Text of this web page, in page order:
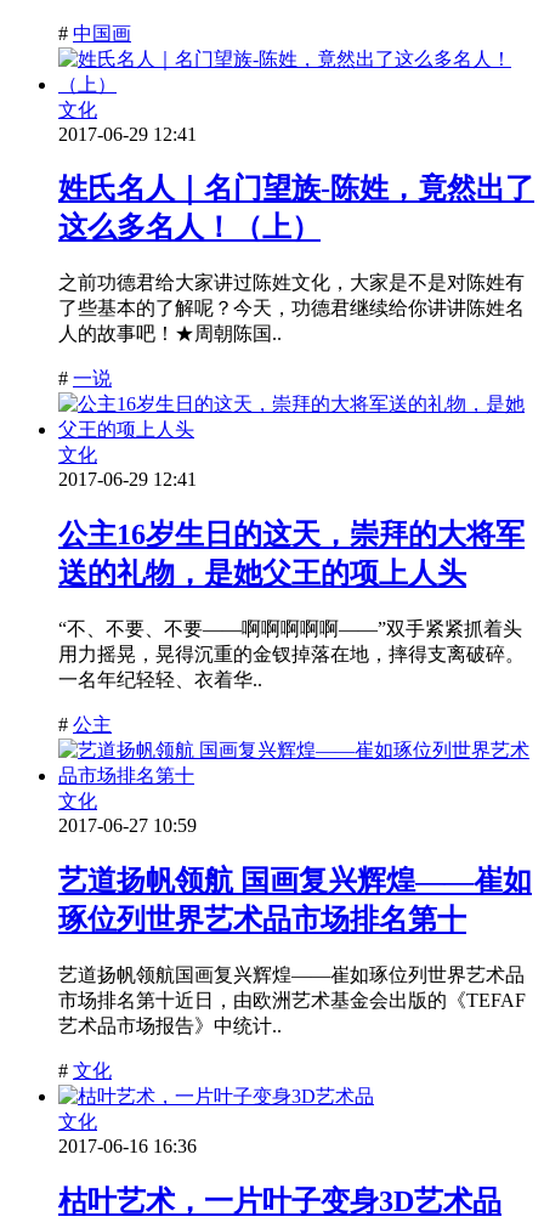
# 中国画
文化
2017-06-29 12:41
姓氏名人｜名门望族-陈姓，竟然出了
这么多名人！（上）
之前功德君给大家讲过陈姓文化，大家是不是对陈姓有
了些基本的了解呢？今天，功德君继续给你讲讲陈姓名
人的故事吧！★周朝陈国..
# 一说
文化
2017-06-29 12:41
公主16岁生日的这天，崇拜的大将军
送的礼物，是她父王的项上人头
“不、不要、不要——啊啊啊啊啊——”双手紧紧抓着头
用力摇晃，晃得沉重的金钗掉落在地，摔得支离破碎。
一名年纪轻轻、衣着华..
# 公主
文化
2017-06-27 10:59
艺道扬帆领航 国画复兴辉煌——崔如
琢位列世界艺术品市场排名第十
艺道扬帆领航国画复兴辉煌——崔如琢位列世界艺术品
市场排名第十近日，由欧洲艺术基金会出版的《TEFAF
艺术品市场报告》中统计..
# 文化
文化
2017-06-16 16:36
枯叶艺术，一片叶子变身3D艺术品